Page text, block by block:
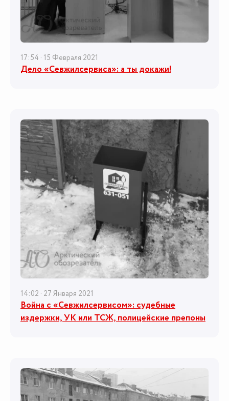
17:54 · 15 Февраля 2021
Дело «Севжилсервиса»: а ты докажи!
14:02 · 27 Января 2021
Война с «Севжилсервисом»: судебные
издержки, УК или ТСЖ, полицейские препоны